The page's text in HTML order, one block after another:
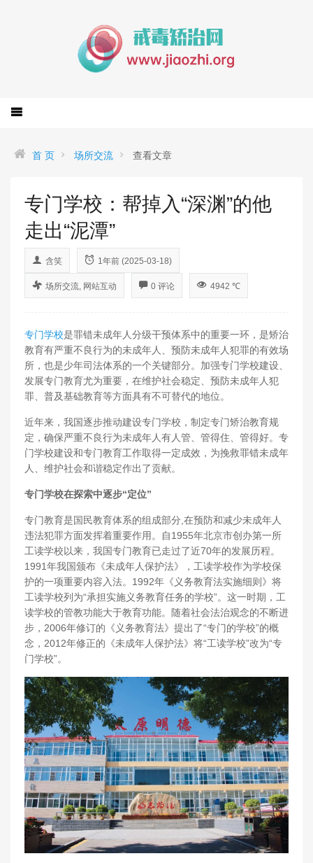
首 页 场所交流 查看文章
专门学校：帮掉入“深渊”的他
走出“泥潭”
含笑 1年前 (2025-03-18)
场所交流, 网站互动 0 评论 4942 ℃
专门学校是罪错未成年人分级干预体系中的重要一环，是矫治
教育有严重不良行为的未成年人、预防未成年人犯罪的有效场
所，也是少年司法体系的一个关键部分。加强专门学校建设、
发展专门教育尤为重要，在维护社会稳定、预防未成年人犯
罪、普及基础教育等方面具有不可替代的地位。
近年来，我国逐步推动建设专门学校，制定专门矫治教育规
定，确保严重不良行为未成年人有人管、管得住、管得好。专
门学校建设和专门教育工作取得一定成效，为挽救罪错未成年
人、维护社会和谐稳定作出了贡献。
专门学校在探索中逐步“定位”
专门教育是国民教育体系的组成部分,在预防和减少未成年人
违法犯罪方面发挥着重要作用。自1955年北京市创办第一所
工读学校以来，我国专门教育已走过了近70年的发展历程。
1991年我国颁布《未成年人保护法》，工读学校作为学校保
护的一项重要内容入法。1992年《义务教育法实施细则》将
工读学校列为“承担实施义务教育任务的学校”。这一时期，工
读学校的管教功能大于教育功能。随着社会法治观念的不断进
步，2006年修订的《义务教育法》提出了“专门的学校”的概
念，2012年修正的《未成年人保护法》将“工读学校”改为“专
门学校”。